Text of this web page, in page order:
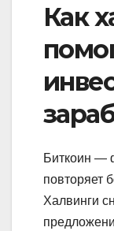
Как
Биткоин —
повторяет
Халвинги